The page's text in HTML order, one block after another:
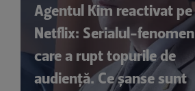
Agentul Kim reactivat pe
Netflix: Serialul-fenomen
care a rupt topurile de
audiență. Ce șanse sunt